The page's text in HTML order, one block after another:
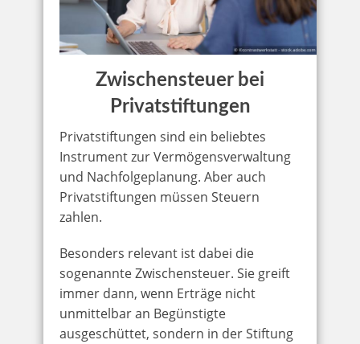
Zwischensteuer bei
Privatstiftungen
Privatstiftungen sind ein beliebtes
Instrument zur Vermögensverwaltung
und Nachfolgeplanung. Aber auch
Privatstiftungen müssen Steuern
zahlen.
Besonders relevant ist dabei die
sogenannte Zwischensteuer. Sie greift
immer dann, wenn Erträge nicht
unmittelbar an Begünstigte
ausgeschüttet, sondern in der Stiftung